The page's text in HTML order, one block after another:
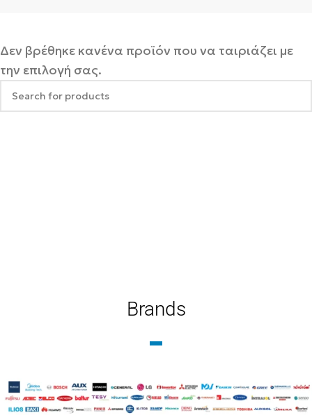
Δεν βρέθηκε κανένα προϊόν που να ταιριάζει με
την επιλογή σας.
Brands